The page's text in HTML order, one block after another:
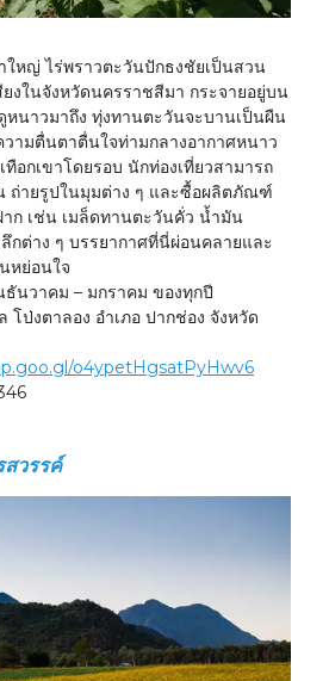
ใหญ่ ไร่พราวตะวันปักธงชัยเป็นสวน
ยงในจังหวัดนครราชสีมา กระจายอยู่บน
หนาวมาถึง ทุ่งทานตะวันจะบานเป็นผืน
วามตื่นตาตื่นใจท่ามกลางอากาศหนาว
ทือกเขาโดยรอบ นักท่องเที่ยวสามารถ
ถ่ายรูปในมุมต่าง ๆ และซื้อผลิตภัณฑ์
ก เช่น เมล็ดทานตะวันคั่ว น้ำมัน
กต่าง ๆ บรรยากาศที่นี่ผ่อนคลายและ
หย่อนใจ
ธันวาคม – มกราคม ของทุกปี
โป่งตาลอง อำเภอ ปากช่อง จังหวัด
o4ypetHgsatPyHwv6
วรรค์